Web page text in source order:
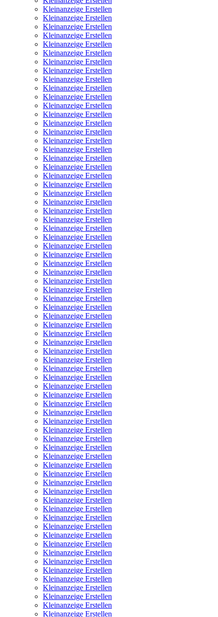
Kleinanzeige Erstellen
Kleinanzeige Erstellen
Kleinanzeige Erstellen
Kleinanzeige Erstellen
Kleinanzeige Erstellen
Kleinanzeige Erstellen
Kleinanzeige Erstellen
Kleinanzeige Erstellen
Kleinanzeige Erstellen
Kleinanzeige Erstellen
Kleinanzeige Erstellen
Kleinanzeige Erstellen
Kleinanzeige Erstellen
Kleinanzeige Erstellen
Kleinanzeige Erstellen
Kleinanzeige Erstellen
Kleinanzeige Erstellen
Kleinanzeige Erstellen
Kleinanzeige Erstellen
Kleinanzeige Erstellen
Kleinanzeige Erstellen
Kleinanzeige Erstellen
Kleinanzeige Erstellen
Kleinanzeige Erstellen
Kleinanzeige Erstellen
Kleinanzeige Erstellen
Kleinanzeige Erstellen
Kleinanzeige Erstellen
Kleinanzeige Erstellen
Kleinanzeige Erstellen
Kleinanzeige Erstellen
Kleinanzeige Erstellen
Kleinanzeige Erstellen
Kleinanzeige Erstellen
Kleinanzeige Erstellen
Kleinanzeige Erstellen
Kleinanzeige Erstellen
Kleinanzeige Erstellen
Kleinanzeige Erstellen
Kleinanzeige Erstellen
Kleinanzeige Erstellen
Kleinanzeige Erstellen
Kleinanzeige Erstellen
Kleinanzeige Erstellen
Kleinanzeige Erstellen
Kleinanzeige Erstellen
Kleinanzeige Erstellen
Kleinanzeige Erstellen
Kleinanzeige Erstellen
Kleinanzeige Erstellen
Kleinanzeige Erstellen
Kleinanzeige Erstellen
Kleinanzeige Erstellen
Kleinanzeige Erstellen
Kleinanzeige Erstellen
Kleinanzeige Erstellen
Kleinanzeige Erstellen
Kleinanzeige Erstellen
Kleinanzeige Erstellen
Kleinanzeige Erstellen
Kleinanzeige Erstellen
Kleinanzeige Erstellen
Kleinanzeige Erstellen
Kleinanzeige Erstellen
Kleinanzeige Erstellen
Kleinanzeige Erstellen
Kleinanzeige Erstellen
Kleinanzeige Erstellen
Kleinanzeige Erstellen
Kleinanzeige Erstellen